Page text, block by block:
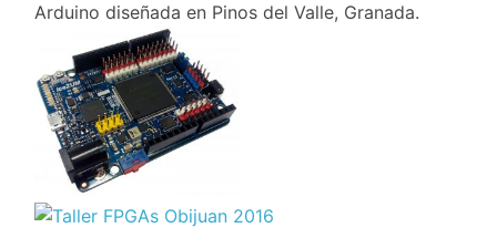
Arduino diseñada en Pinos del Valle, Granada.